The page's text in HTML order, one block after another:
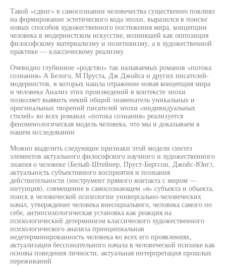
Такой «сдвиг» в самосознании человечества существенно повлиял
на формирование эстетического кода эпохи, выразился в поиске
новых способов художественного постижения мира, концепции
человека в модернистском искусстве, возникшей как оппозиция
философскому материализму и позитивизму, а в художественной
практике — классическому реализму
Очевидно глубинное «родство» так называемых романов «потока
сознания» А Белого, М Пруста, Дж Джойса и других писателей-
модернистов, в которых нашла отражение новая концепция мира
и человека Анализ этих произведений в контексте эпохи
позволяет выявить некий общий знаменатель уникальных и
оригинальных творений писателей эпохи «индивидуальных
стилей» во всех романах «потока сознания» реализуется
феноменологическая модель человека, что мы и доказываем в
нашем исследовании
Можно выделить следующие признаки этой модели синтез
элементов актуального философского научного и художественного
знания о человеке (Белый-Штейнер, Пруст-Бергсон, Джойс-Юнг),
актуальность субъективного восприятия и познания
действительности (инструмент прямого контакта с миром —
интуиция), совмещение в самосознающем «я» субъекта и объекта,
поиск в человеческой психологии универсально-человеческих
начал, утверждение человека внесоциалыюго, человека самого по
себе, антипсихологическая установка как реакция на
психологический детерминизм классического художественного
психологического анализа принципиальная
недетерминированность человека во всех его проявлениях,
актуализация бессознательного начала в человеческой психике как
основы поведения личности, актуальная интерпретация прошлых
переживаний